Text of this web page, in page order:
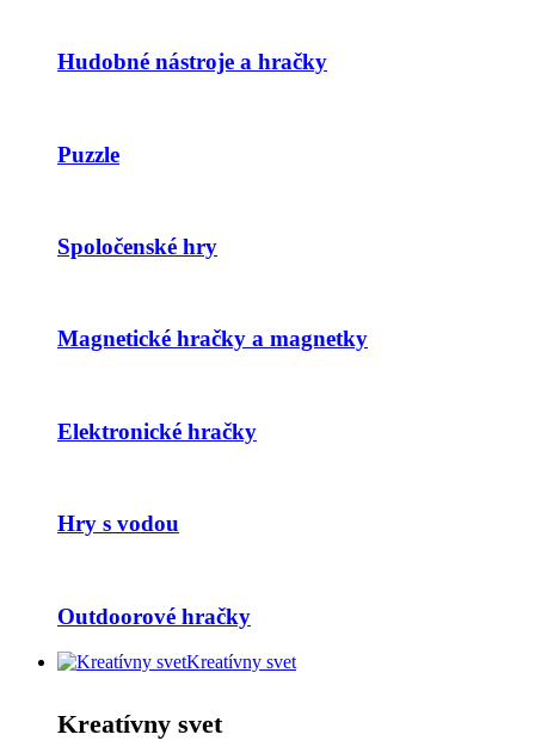
Hudobné nástroje a hračky
Puzzle
Spoločenské hry
Magnetické hračky a magnetky
Elektronické hračky
Hry s vodou
Outdoorové hračky
Kreatívny svet
Kreatívny svet